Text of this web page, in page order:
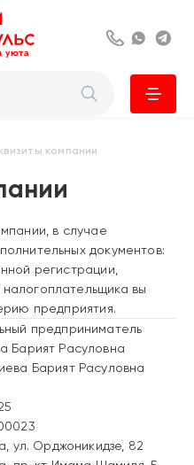
8 800 222 63
компании
в случае
документов:
регистрации,
вы
предприятия.
предприниматель
Барият Расуловна
Барият Расуловна
ул. Орджоникидзе, 82